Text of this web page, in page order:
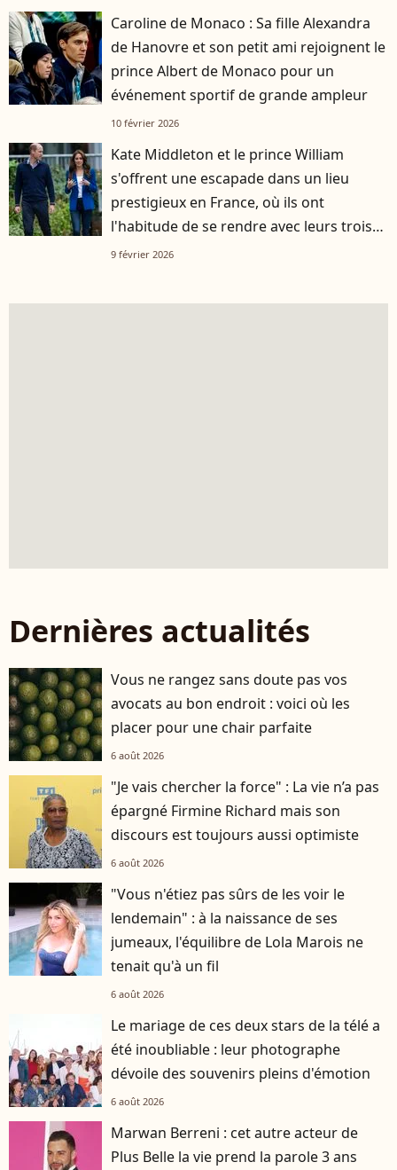
Caroline de Monaco : Sa fille Alexandra
de Hanovre et son petit ami rejoignent le
prince Albert de Monaco pour un
événement sportif de grande ampleur
10 février 2026
Kate Middleton et le prince William
s'offrent une escapade dans un lieu
prestigieux en France, où ils ont
l'habitude de se rendre avec leurs trois
enfants
9 février 2026
Dernières actualités
Vous ne rangez sans doute pas vos
avocats au bon endroit : voici où les
placer pour une chair parfaite
6 août 2026
"Je vais chercher la force" : La vie n’a pas
épargné Firmine Richard mais son
discours est toujours aussi optimiste
6 août 2026
"Vous n'étiez pas sûrs de les voir le
lendemain" : à la naissance de ses
jumeaux, l'équilibre de Lola Marois ne
tenait qu'à un fil
6 août 2026
Le mariage de ces deux stars de la télé a
été inoubliable : leur photographe
dévoile des souvenirs pleins d'émotion
6 août 2026
Marwan Berreni : cet autre acteur de
Plus Belle la vie prend la parole 3 ans